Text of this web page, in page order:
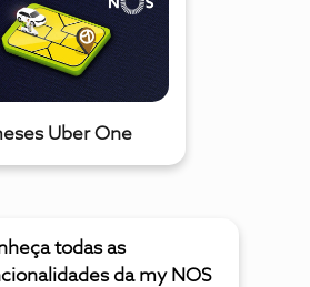
Uber One
todas as
da my NOS